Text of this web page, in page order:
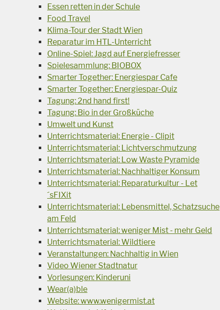
Essen retten in der Schule
Food Travel
Klima-Tour der Stadt Wien
Reparatur im HTL-Unterricht
Online-Spiel: Jagd auf Energiefresser
Spielesammlung: BIOBOX
Smarter Together: Energiespar Cafe
Smarter Together: Energiespar-Quiz
Tagung: 2nd hand first!
Tagung: Bio in der Großküche
Umwelt und Kunst
Unterrichtsmaterial: Energie - Clipit
Unterrichtsmaterial: Lichtverschmutzung
Unterrichtsmaterial: Low Waste Pyramide
Unterrichtsmaterial: Nachhaltiger Konsum
Unterrichtsmaterial: Reparaturkultur - Let
´sFIXit
Unterrichtsmaterial: Lebensmittel, Schatzsuche
am Feld
Unterrichtsmaterial: weniger Mist - mehr Geld
Unterrichtsmaterial: Wildtiere
Veranstaltungen: Nachhaltig in Wien
Video Wiener Stadtnatur
Vorlesungen: Kinderuni
Wear(a)ble
Website: www.wenigermist.at